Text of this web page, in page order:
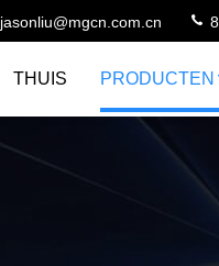
jasonliu@mgcn.com.cn
THUIS PRODUCTEN